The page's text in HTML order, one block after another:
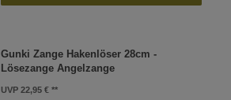
Gunki Zange Hakenlöser 28cm -
Lösezange Angelzange
UVP 22,95 €